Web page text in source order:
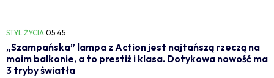
STYL ŻYCIA 05:45
„Szampańska” lampa z Action jest najtańszą rzeczą na
moim balkonie, a to prestiż i klasa. Dotykowa nowość ma
3 tryby światła